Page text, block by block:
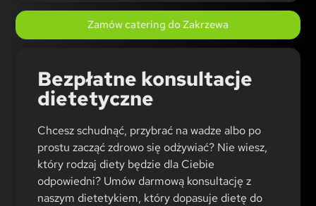
Zamów catering do Zakrzewa
Bezpłatne konsultacje
dietetyczne
Chcesz schudnąć, przybrać na wadze albo po
prostu zacząć zdrowo się odżywiać? Nie wiesz,
który rodzaj diety będzie dla Ciebie
odpowiedni? Umów darmową konsultację z
naszym dietetykiem, który dopasuje dietę do